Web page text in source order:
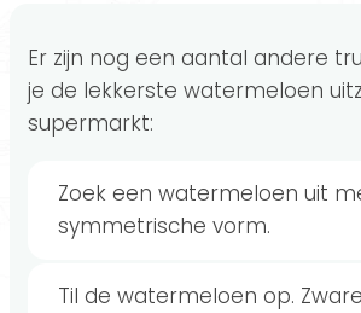
Er zijn nog een aantal andere
je de lekkerste watermeloen
supermarkt:
Zoek een watermeloen uit
symmetrische vorm.
Til de watermeloen op. Zware